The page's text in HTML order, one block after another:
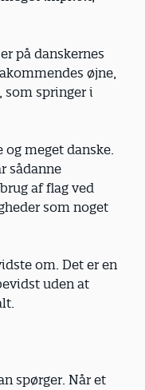
på danskernes
øjne,
som springer i
og meget danske.
sådanne
af flag ved
som noget
om. Det er en
uden at
spørger. Når et